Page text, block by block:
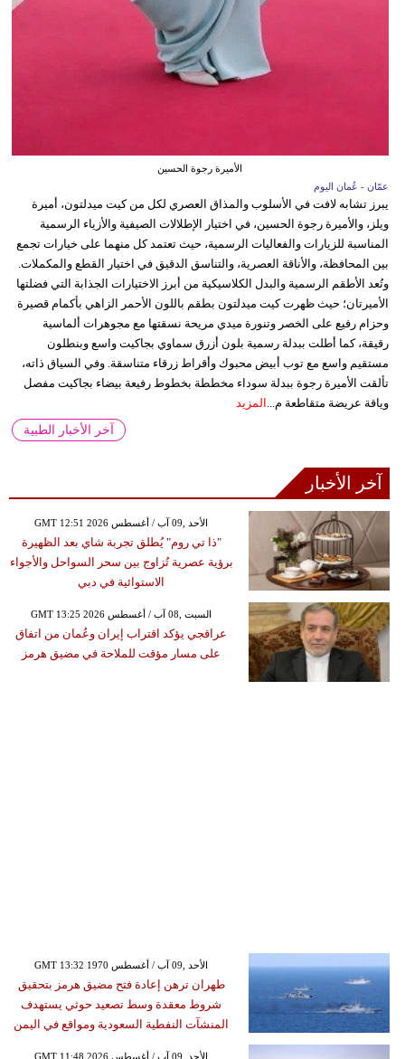
الأميرة رجوة الحسين
عمّان - عُمان اليوم
يبرز تشابه لافت في الأسلوب والمذاق العصري لكل من كيت ميدلتون، أميرة
ويلز، والأميرة رجوة الحسين، في اختيار الإطلالات الصيفية والأزياء الرسمية
المناسبة للزيارات والفعاليات الرسمية، حيث تعتمد كل منهما على خيارات تجمع
بين المحافظة، والأناقة العصرية، والتناسق الدقيق في اختيار القطع والمكملات.
وتُعد الأطقم الرسمية والبدل الكلاسيكية من أبرز الاختيارات الجذابة التي فضلتها
الأميرتان؛ حيث ظهرت كيت ميدلتون بطقم باللون الأحمر الزاهي بأكمام قصيرة
وحزام رفيع على الخصر وتنورة ميدي مريحة نسقتها مع مجوهرات ألماسية
رقيقة، كما أطلت ببدلة رسمية بلون أزرق سماوي بجاكيت واسع وبنطلون
مستقيم واسع مع توب أبيض محبوك وأقراط زرقاء متناسقة. وفي السياق ذاته،
تألقت الأميرة رجوة ببدلة سوداء مخططة بخطوط رفيعة بيضاء بجاكيت مفصل
وياقة عريضة متقاطعة م... المزيد
آخر الأخبار الطبية
آخر الأخبار
GMT 12:51 2026 الأحد ,09 آب / أغسطس
"ذا تي روم" يُطلق تجربة شاي بعد الظهيرة
برؤية عصرية تُزاوج بين سحر السواحل والأجواء
الاستوائية في دبي
GMT 13:25 2026 السبت ,08 آب / أغسطس
عراقجي يؤكد اقتراب إيران وعُمان من اتفاق
على مسار مؤقت للملاحة في مضيق هرمز
GMT 13:32 1970 الأحد ,09 آب / أغسطس
طهران ترهن إعادة فتح مضيق هرمز بتحقيق
شروط معقدة وسط تصعيد حوثي يستهدف
المنشآت النفطية السعودية ومواقع في اليمن
GMT 11:48 2026 الأحد ,09 آب / أغسطس